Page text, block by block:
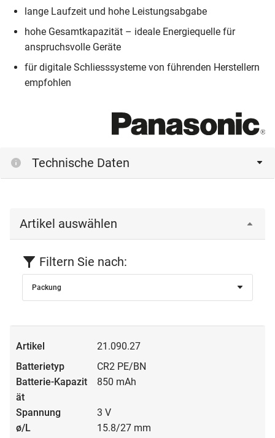
lange Laufzeit und hohe Leistungsabgabe
hohe Gesamtkapazität – ideale Energiequelle für
anspruchsvolle Geräte
für digitale Schliesssysteme von führenden Herstellern
empfohlen
Technische Daten
Artikel auswählen
Filtern Sie nach:
Packung
21.090.27
CR2 PE/BN
850 mAh
3 V
15.8/27 mm